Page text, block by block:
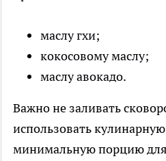
маслу гхи;
кокосовому маслу;
маслу авокадо.
Важно не заливать
использовать
минимальную порцию